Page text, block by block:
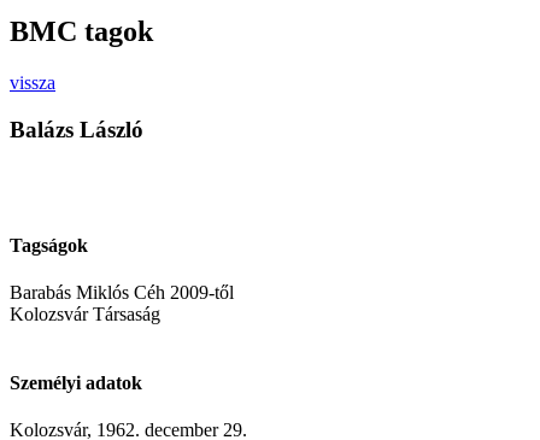
BMC tagok
vissza
Balázs László
Tagságok
Barabás Miklós Céh 2009-től
Kolozsvár Társaság
Személyi adatok
Kolozsvár, 1962. december 29.